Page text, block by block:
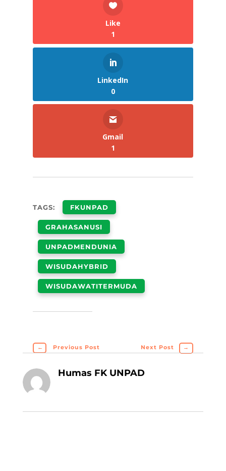
Like
1
LinkedIn
0
Gmail
1
TAGS: FKUNPAD
GRAHASANUSI
UNPADMENDUNIA
WISUDAHYBRID
WISUDAWATITERMUDA
← Previous Post Next Post →
Humas FK UNPAD